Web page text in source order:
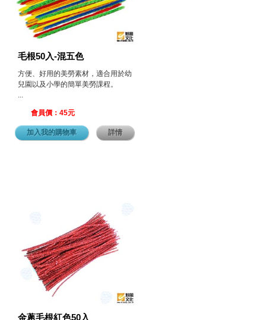
毛根50入-混五色
方便、好用的美勞素材，適合用於幼
兒園以及小學的簡單美勞課程。
...
會員價：45元
加入我的購物車 詳情
金蔥毛根紅色50入